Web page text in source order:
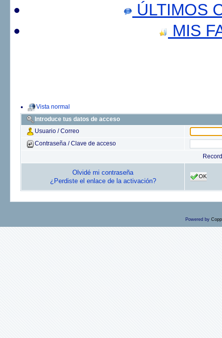
ÚLTIMOS
MIS
Vista normal
Introduce tus datos de acceso
Usuario / Correo
Contraseña / Clave de acceso
Olvidé mi contraseña
¿Perdiste el enlace de la activación?
OK
Powered by